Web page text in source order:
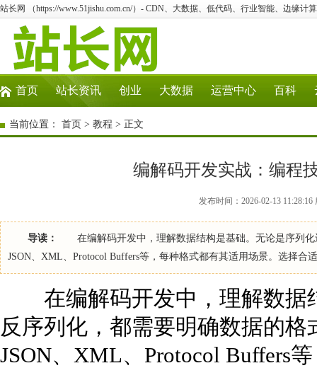
站长网 （https://www.51jishu.com.cn/）- CDN、大数据、低代码、行业智能、边缘计
首页 站长资讯 创业 大数据 运营中心 百科
当前位置： 首页 > 教程 > 正文
编解码开发实战：编程
发布时间：2026-02-13
导读：
在编解码开发中，理解数据结构是基础。无论是序列化
JSON、XML、Protocol Buffers等，每种格式都有其适用场景。选择合
在编解码开发中，理解数据
反序列化，都需要明确数据的
JSON、XML、Protocol Buffers